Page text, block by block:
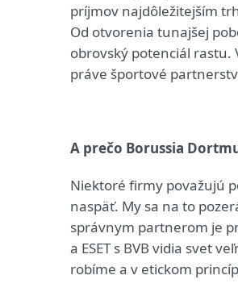
príjmov najdôležitejším
Od otvorenia tunajšej
obrovský potenciál rastu.
práve športové
A prečo Borussia
Niektoré firmy považujú
naspäť. My sa na to
správnym partnerom je
a ESET s BVB vidia svet
robíme a v etickom